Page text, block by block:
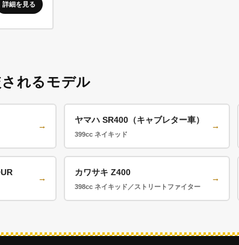
詳細を見る
れるモデル
→
ヤマハ SR400（キャブレター車）
399cc ネイキッド
→
→
カワサキ Z400
398cc ネイキッド／ストリートファイター
→